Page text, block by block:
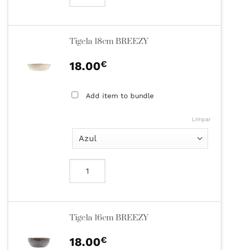
Tigela 18cm BREEZY
18.00€
Add item to bundle
Limpar
Tigela 16cm BREEZY
18.00€